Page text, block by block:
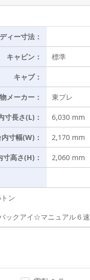
ィー寸法：
キャビン： 標準
キャブ：
メーカー： 東プレ
寸長さ(L)： 6,030 mm
寸幅(W)： 2,170 mm
寸高さ(H)： 2,060 mm
ン
ックアイ☆マニュアル６速